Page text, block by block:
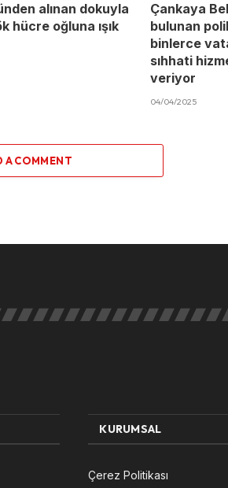
alınan dokuyla
hücre oğluna ışık
Çankaya
bulunan
binlerce
sıhhati
veriyor
04/04/2025
A COMMENT
KURUMSAL
Çerez Politikası